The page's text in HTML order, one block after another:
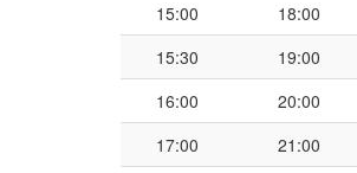
15:00
18:00
15:30
19:00
16:00
20:00
17:00
21:00